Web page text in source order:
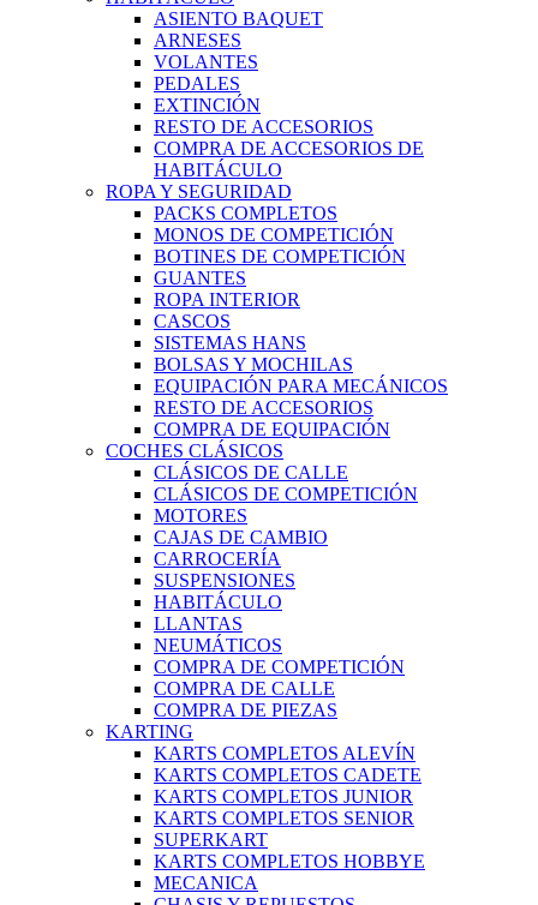
ASIENTO BAQUET
ARNESES
VOLANTES
PEDALES
EXTINCIÓN
RESTO DE ACCESORIOS
COMPRA DE ACCESORIOS DE
HABITÁCULO
ROPA Y SEGURIDAD
PACKS COMPLETOS
MONOS DE COMPETICIÓN
BOTINES DE COMPETICIÓN
GUANTES
ROPA INTERIOR
CASCOS
SISTEMAS HANS
BOLSAS Y MOCHILAS
EQUIPACIÓN PARA MECÁNICOS
RESTO DE ACCESORIOS
COMPRA DE EQUIPACIÓN
COCHES CLÁSICOS
CLÁSICOS DE CALLE
CLÁSICOS DE COMPETICIÓN
MOTORES
CAJAS DE CAMBIO
CARROCERÍA
SUSPENSIONES
HABITÁCULO
LLANTAS
NEUMÁTICOS
COMPRA DE COMPETICIÓN
COMPRA DE CALLE
COMPRA DE PIEZAS
KARTING
KARTS COMPLETOS ALEVÍN
KARTS COMPLETOS CADETE
KARTS COMPLETOS JUNIOR
KARTS COMPLETOS SENIOR
SUPERKART
KARTS COMPLETOS HOBBYE
MECANICA